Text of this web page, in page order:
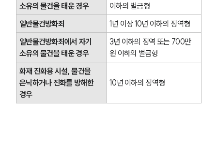
소유의 물건을 태운 경우
이하의 벌금형
일반물건방화죄
1년 이상 10년 이하의 징역형
일반물건방화죄에서 자기
소유의 물건을 태운 경우
3년 이하의 징역 또는 700만
원 이하의 벌금형
화재 진화용 시설, 물건을
은닉하거나 진화를 방해한
경우
10년 이하의 징역형